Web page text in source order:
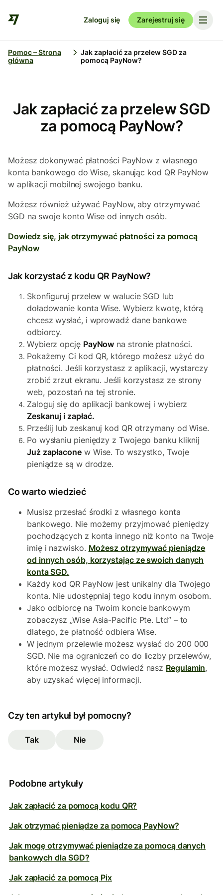
Zaloguj się Zarejestruj się
Pomoc – Strona
główna
Jak zapłacić za przelew SGD za
pomocą PayNow?
Jak zapłacić za przelew SGD
za pomocą PayNow?
Możesz dokonywać płatności PayNow z własnego
konta bankowego do Wise, skanując kod QR PayNow
w aplikacji mobilnej swojego banku.
Możesz również używać PayNow, aby otrzymywać
SGD na swoje konto Wise od innych osób.
Dowiedz się, jak otrzymywać płatności za pomocą
PayNow
Jak korzystać z kodu QR PayNow?
Skonfiguruj przelew w walucie SGD lub
doładowanie konta Wise. Wybierz kwotę, którą
chcesz wysłać, i wprowadź dane bankowe
odbiorcy.
Wybierz opcję PayNow na stronie płatności.
Pokażemy Ci kod QR, którego możesz użyć do
płatności. Jeśli korzystasz z aplikacji, wystarczy
zrobić zrzut ekranu. Jeśli korzystasz ze strony
web, pozostań na tej stronie.
Zaloguj się do aplikacji bankowej i wybierz
Zeskanuj i zapłać.
Prześlij lub zeskanuj kod QR otrzymany od Wise.
Po wysłaniu pieniędzy z Twojego banku kliknij
Już zapłaconew Wise. To wszystko, Twoje
pieniądze są w drodze.
Co warto wiedzieć
Musisz przesłać środki z własnego konta
bankowego. Nie możemy przyjmować pieniędzy
pochodzących z konta innego niż konto na Twoje
imię i nazwisko. Możesz otrzymywać pieniądze
od innych osób, korzystając ze swoich danych
konta SGD.
Każdy kod QR PayNow jest unikalny dla Twojego
konta. Nie udostępniaj tego kodu innym osobom.
Jako odbiorcę na Twoim koncie bankowym
zobaczysz „Wise Asia-Pacific Pte. Ltd” – to
dlatego, że płatność odbiera Wise.
W jednym przelewie możesz wysłać do 200 000
SGD. Nie ma ograniczeń co do liczby przelewów,
które możesz wysłać. Odwiedź nasz Regulamin,
aby uzyskać więcej informacji.
Czy ten artykuł był pomocny?
Tak Nie
Podobne artykuły
Jak zapłacić za pomocą kodu QR?
Jak otrzymać pieniądze za pomocą PayNow?
Jak mogę otrzymywać pieniądze za pomocą danych
bankowych dla SGD?
Jak zapłacić za pomocą Pix